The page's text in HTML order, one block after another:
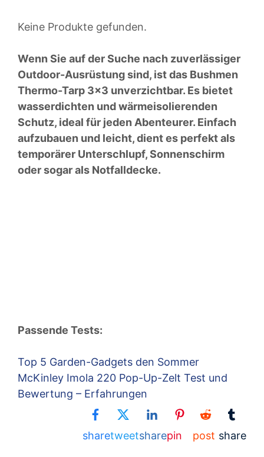
Keine Produkte gefunden.
Wenn Sie auf der Suche nach zuverlässiger
Outdoor-Ausrüstung sind, ist das Bushmen
Thermo-Tarp 3×3 unverzichtbar. Es bietet
wasserdichten und wärmeisolierenden
Schutz, ideal für jeden Abenteurer. Einfach
aufzubauen und leicht, dient es perfekt als
temporärer Unterschlupf, Sonnenschirm
oder sogar als Notfalldecke.
Passende Tests:
Top 5 Garden-Gadgets den Sommer
McKinley Imola 220 Pop-Up-Zelt Test und
Bewertung – Erfahrungen
sharetweetsharepin post share